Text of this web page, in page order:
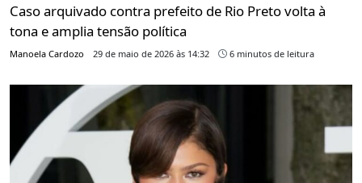
Caso arquivado contra prefeito de Rio Preto volta à
tona e amplia tensão política
Manoela Cardozo 29 de maio de 2026 às 14:32 6 minutos de leitura